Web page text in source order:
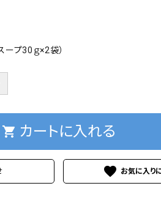
プ30ｇ×2袋）
shopping_cart カートに入れる
favorite